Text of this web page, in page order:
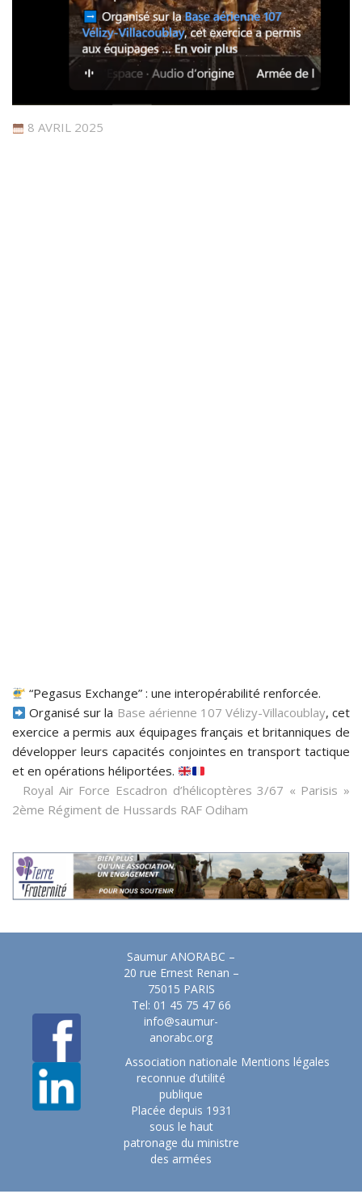
8 AVRIL 2025
“Pegasus Exchange” : une interopérabilité renforcée.
Organisé sur la Base aérienne 107 Vélizy-Villacoublay, cet
exercice a permis aux équipages français et britanniques de
développer leurs capacités conjointes en transport tactique
et en opérations héliportées.
Royal Air Force Escadron d’hélicoptères 3/67 « Parisis »
2ème Régiment de Hussards RAF Odiham
Saumur ANORABC –
20 rue Ernest Renan –
75015 PARIS
Tel: 01 45 75 47 66
info@saumur-
anorabc.org
Association nationale
reconnue d’utilité
publique
Placée depuis 1931
sous le haut
patronage du ministre
des armées
Mentions légales